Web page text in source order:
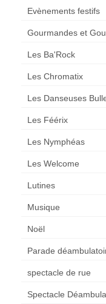
Evènements festifs
Gourmandes et
Les Ba'Rock
Les Chromatix
Les Danseuses
Les Féérix
Les Nymphéas
Les Welcome
Lutines
Musique
Noël
Parade
spectacle de rue
Spectacle